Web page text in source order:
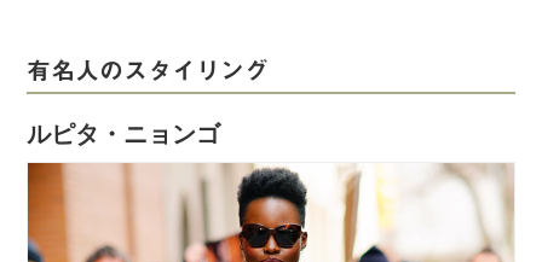
有名人のスタイリング
ルピタ・ニョンゴ